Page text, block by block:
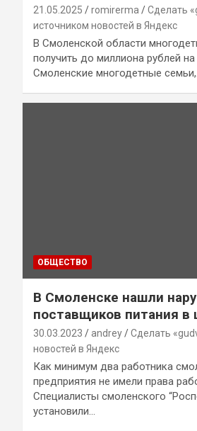
21.05.2025 romirerma
Сделать
источником новостей в Яндекс
В Смоленской области
получить до миллиона рублей
Смоленские многодетные семьи,…
ОБЩЕСТВО
В Смоленске нашли
поставщиков питания
30.03.2023 andrey
Сделать
новостей в Яндекс
Как минимум два работника
предприятия не имели права
Специалисты смоленского
установили…